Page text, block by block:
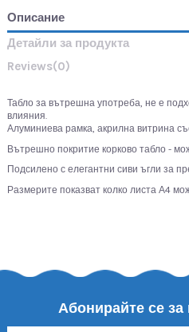
Описание
Детайли за продукта
Reviews(0)
Табло за вътрешна употреба, не е
влияния.
Алуминиева рамка, акрилна витрина
Вътрешно покритие корково табло -
Подсилено с елегантни сиви ъгли за
Размерите показват колко листа А4
Абонирайте се